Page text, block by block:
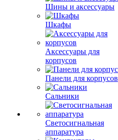
Шины и аксессуары
Шкафы
Аксессуары для
корпусов
Панели для корпусов
Сальники
Светосигнальная
аппаратура